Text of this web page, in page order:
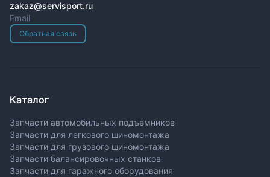
zakaz@servisport.ru
Email
Обратная связь
Каталог
Запчасти автомобильных подъемников
Запчасти для легкового шиномонтажа
Запчасти для грузового шиномонтажа
Запчасти балансировочных станков
Запчасти для гаражного оборудования